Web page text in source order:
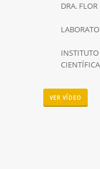
DRA.
VER VÍDEO